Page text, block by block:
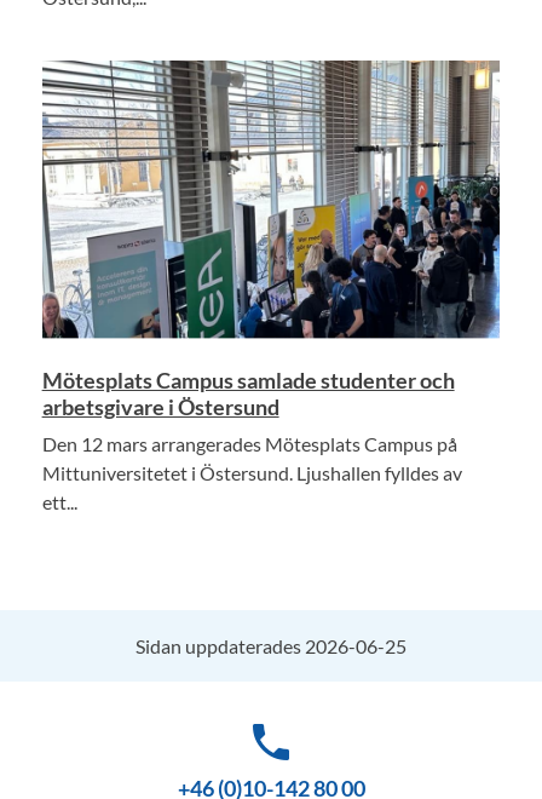
Mötesplats Campus samlade studenter och
arbetsgivare i Östersund
Den 12 mars arrangerades Mötesplats Campus på
Mittuniversitetet i Östersund. Ljushallen fylldes av
ett...
Sidan uppdaterades 2026-06-25
phone
+46 (0)10-142 80 00